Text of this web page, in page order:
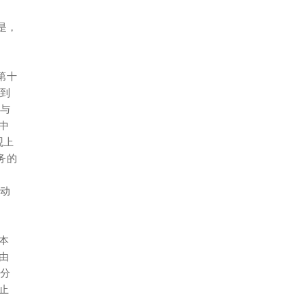
，
十
的